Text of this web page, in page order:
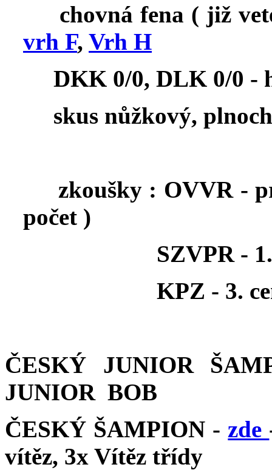
chovná fena ( již
vrh F, Vrh H
DKK 0/0, DLK 0/0 -
skus nůžkový,
zkoušky : OVVR -
počet )
SZVPR -
KPZ - 3.
ČESKÝ JUNIOR
JUNIOR BOB
ČESKÝ ŠAMPION - zde
vítěz, 3x Vítěz třídy